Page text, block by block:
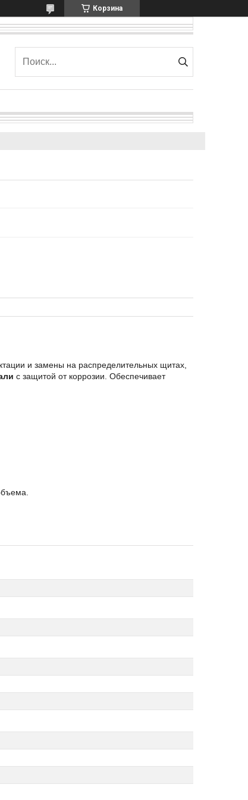
Корзина
и замены на распределительных щитах,
с защитой от коррозии. Обеспечивает